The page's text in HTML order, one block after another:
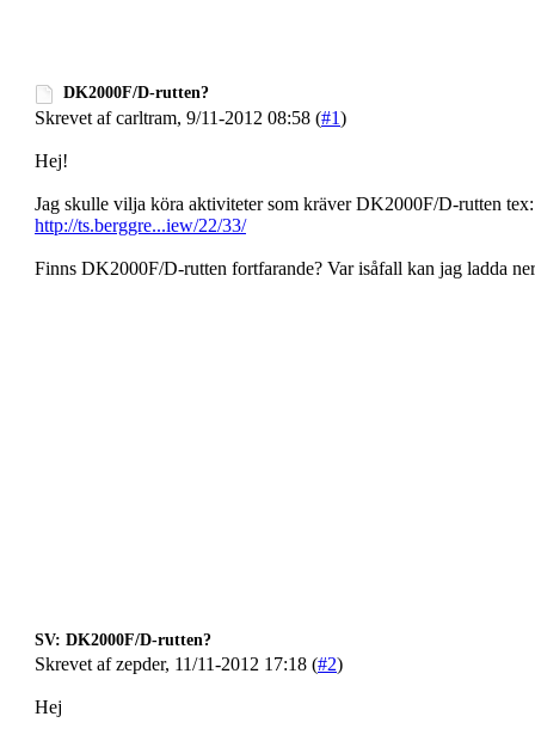
DK2000F/D-rutten?
Skrevet af carltram, 9/11-2012 08:58 (#1)
Hej!
Jag skulle vilja köra aktiviteter som kräver DK2000F/D-rutten
http://ts.berggre...iew/22/33/
Finns DK2000F/D-rutten fortfarande? Var isåfall kan jag ladda
SV: DK2000F/D-rutten?
Skrevet af zepder, 11/11-2012 17:18 (#2)
Hej